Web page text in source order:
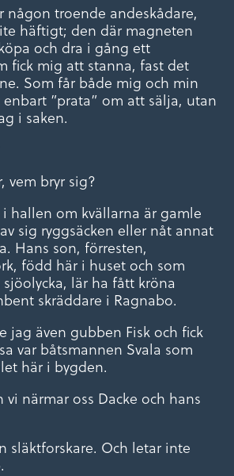
någon troende andeskådare,
häftigt; den där magneten
och dra i gång ett
fick mig att stanna, fast det
Som får både mig och min
”prata” om att sälja, utan
i saken.
vem bryr sig?
hallen om kvällarna är gamle
sig ryggsäcken eller nåt annat
Hans son, förresten,
född här i huset och som
lär ha fått kröna
skräddare i Ragnabo.
jag även gubben Fisk och fick
var båtsmannen Svala som
här i bygden.
närmar oss Dacke och hans
släktforskare. Och letar inte